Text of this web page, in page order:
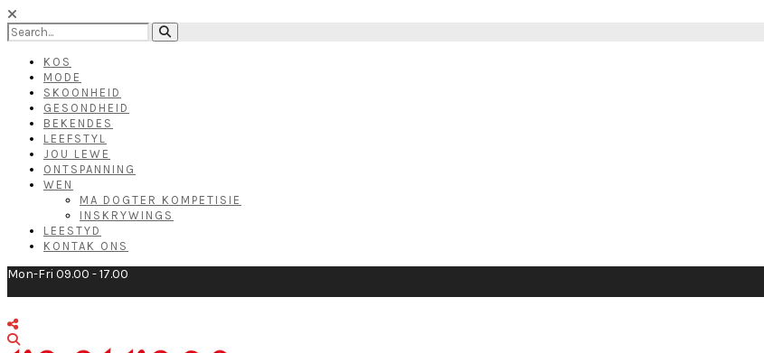
KOS
MODE
SKOONHEID
GESONDHEID
BEKENDES
LEEFSTYL
JOU LEWE
ONTSPANNING
WEN
MA DOGTER KOMPETISIE
INSKRYWINGS
LEESTYD
KONTAK ONS
Mon-Fri 09.00 - 17.00